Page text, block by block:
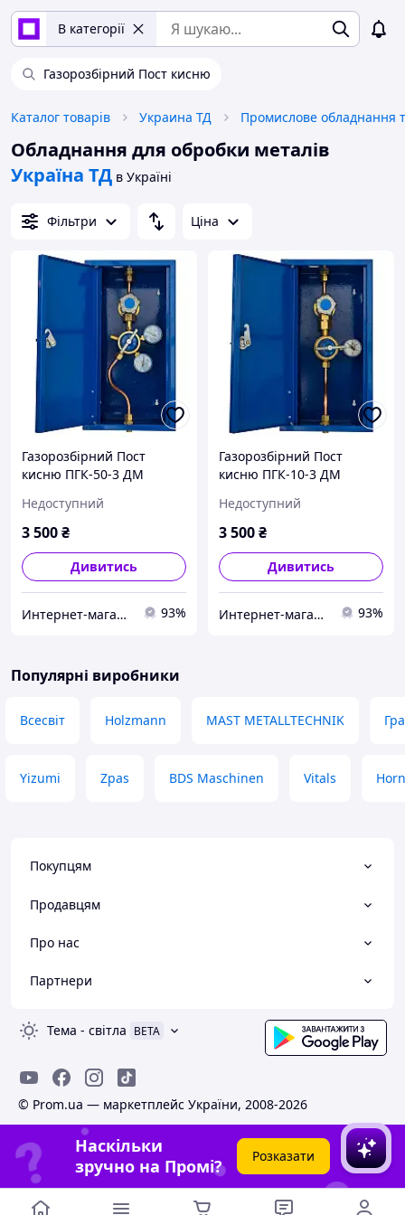
В категорії
Газорозбірний Пост кисню
Каталог товарів Украина ТД
Обладнання для обробки металів
Україна ТД в Україні
Фільтри Ціна
Газорозбірний Пост
кисню ПГК-50-3 ДМ
Недоступний
3 500₴
Дивитись
Интернет-магазин "Сварка техно" 93%
Газорозбірний Пост
кисню ПГК-10-3 ДМ
Недоступний
3 500₴
Дивитись
Интернет-магазин "Сварка техно" 93%
Популярні виробники
Всесвіт Holzmann MAST METALLTECHNIK
Yizumi Zpas BDS Maschinen Vitals
Покупцям
Продавцям
Про нас
Партнери
Тема - світла BETA
© Prom.ua — маркетплейс України, 2008-2026
Наскільки
зручно на Промі?
Розказати